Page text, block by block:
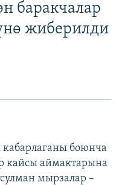
баракчалар
жиберилди
боюнча
кайсы аймактарына
мырзалар –